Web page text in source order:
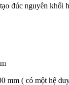
đúc nguyên khối
mm ( có một hệ